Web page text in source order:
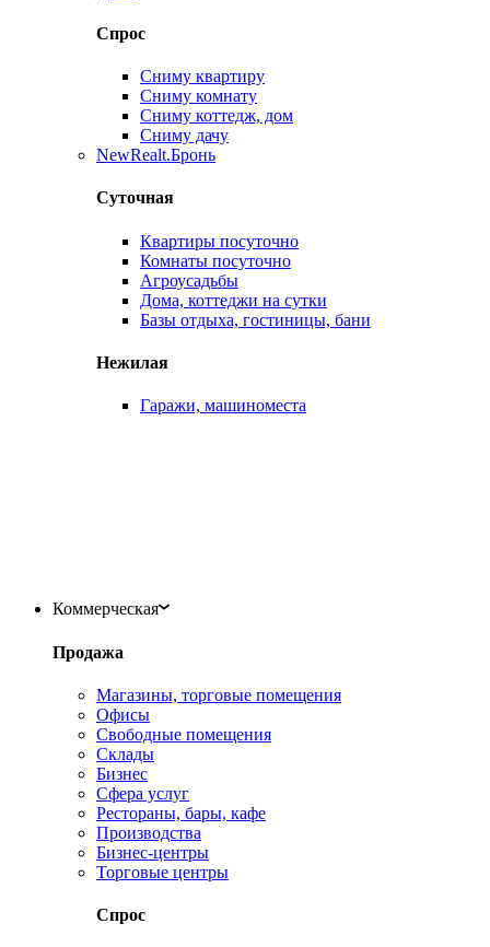
Спрос
Сниму квартиру
Сниму комнату
Сниму коттедж, дом
Сниму дачу
NewRealt.Бронь
Суточная
Квартиры посуточно
Комнаты посуточно
Агроусадьбы
Дома, коттеджи на сутки
Базы отдыха, гостиницы, бани
Нежилая
Гаражи, машиноместа
Коммерческая
Продажа
Магазины, торговые помещения
Офисы
Свободные помещения
Склады
Бизнес
Сфера услуг
Рестораны, бары, кафе
Производства
Бизнес-центры
Торговые центры
Спрос